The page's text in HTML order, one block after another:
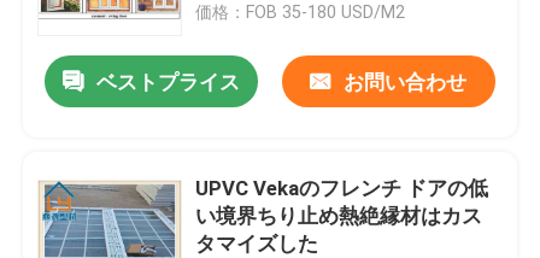
価格：FOB 35-180 USD/M2
ベストプライス お問い合わせ
UPVC Vekaのフレンチ ドアの低
い境界ちり止め熱絶縁材はカス
タマイズした